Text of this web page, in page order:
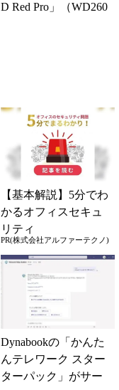
D Red Pro」（WD260
【基本解説】5分でわ
かるオフィスセキュ
リティ
PR(株式会社アルファーテクノ)
Dynabookの「かんた
んテレワーク スター
ターパック」がサー